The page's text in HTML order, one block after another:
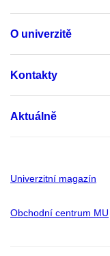
O univerzitě
Kontakty
Aktuálně
Univerzitní magazín
Obchodní centrum MU